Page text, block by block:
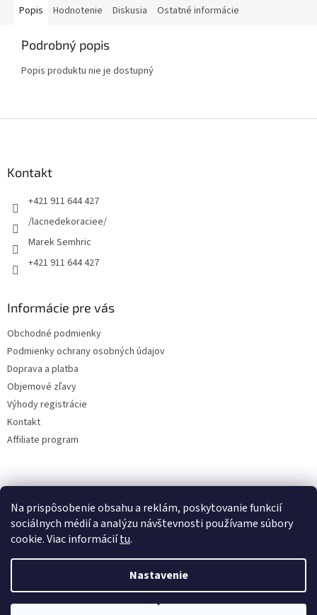
Na prispôsobenie obsahu a reklám, poskytovanie funkcií
sociálnych médií a analýzu návštevnosti používame súbory
cookie. Viac informáciítu.
Nastavenie
Popis Hodnotenie Diskusia Ostatné informácie
Podrobný popis
Popis produktu nie je dostupný
Kontakt
+421 911 644 427
/lacnedekoraciee/
Marek Semhric
+421 911 644 427
Informácie pre vás
Obchodné podmienky
Podmienky ochrany osobných údajov
Doprava a platba
Objemové zľavy
Výhody registrácie
Kontakt
Affiliate program
Copyright 2026lacne-dekoracie.sk. Všetky práva vyhradené.